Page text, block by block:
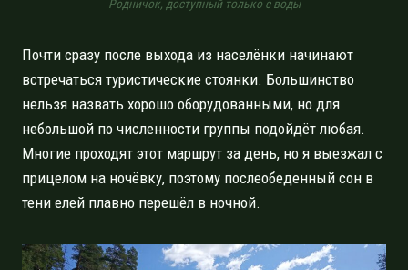
Родничок, доступный только с воды
Почти сразу после выхода из населёнки начинают
встречаться туристические стоянки. Большинство
нельзя назвать хорошо оборудованными, но для
небольшой по численности группы подойдёт любая.
Многие проходят этот маршрут за день, но я выезжал с
прицелом на ночёвку, поэтому послеобеденный сон в
тени елей плавно перешёл в ночной.